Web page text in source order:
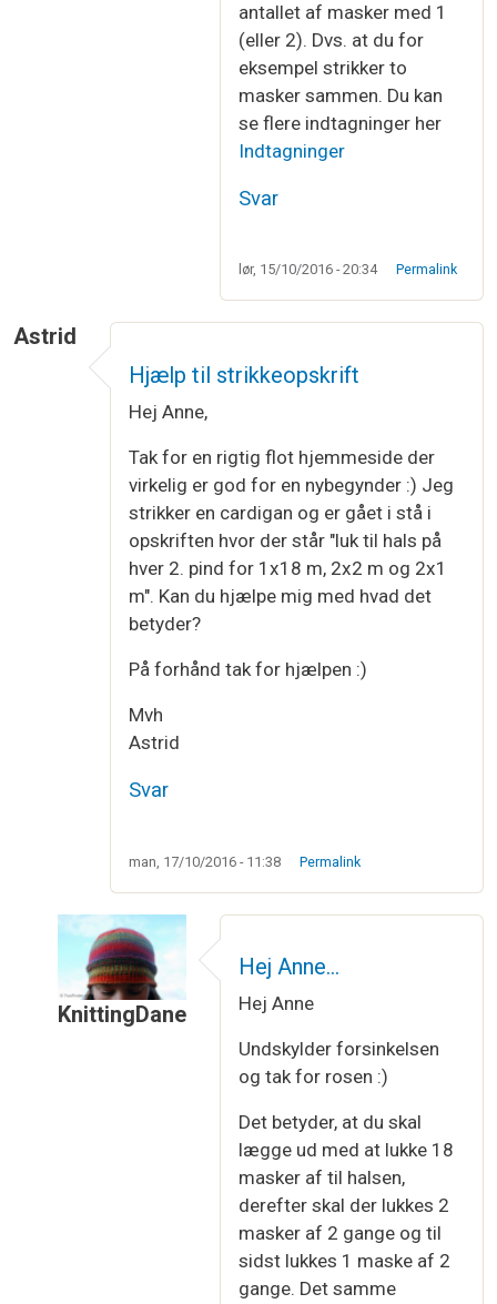
antallet af masker med 1
(eller 2). Dvs. at du for
eksempel strikker to
masker sammen. Du kan
se flere indtagninger her
Indtagninger
Svar
lør, 15/10/2016 - 20:34 Permalink
Astrid
Hjælp til strikkeopskrift
Hej Anne,
Tak for en rigtig flot hjemmeside der
virkelig er god for en nybegynder :) Jeg
strikker en cardigan og er gået i stå i
opskriften hvor der står "luk til hals på
hver 2. pind for 1x18 m, 2x2 m og 2x1
m". Kan du hjælpe mig med hvad det
betyder?
På forhånd tak for hjælpen :)
Mvh
Astrid
Svar
man, 17/10/2016 - 11:38 Permalink
KnittingDane
Hjælp til strikkeopskriftafAstrid
Hej Anne…
Hej Anne
Undskylder forsinkelsen
og tak for rosen :)
Det betyder, at du skal
lægge ud med at lukke 18
masker af til halsen,
derefter skal der lukkes 2
masker af 2 gange og til
sidst lukkes 1 maske af 2
gange. Det samme